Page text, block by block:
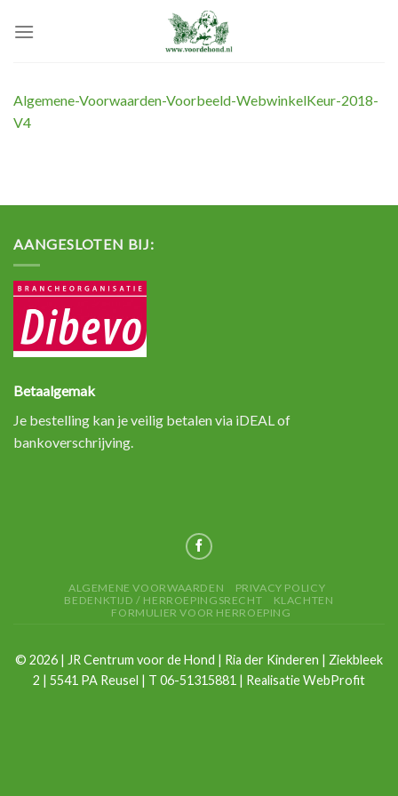
Algemene-Voorwaarden-Voorbeeld-WebwinkelKeur-2018-
V4
AANGESLOTEN BIJ:
Betaalgemak
Je bestelling kan je veilig betalen via iDEAL of
bankoverschrijving.
ALGEMENE VOORWAARDEN
PRIVACY POLICY
BEDENKTIJD / HERROEPINGSRECHT
KLACHTEN
FORMULIER VOOR HERROEPING
© 2026 | JR Centrum voor de Hond | Ria der Kinderen | Ziekbleek
2 | 5541 PA Reusel | T 06-51315881 | RealisatieWebProfit